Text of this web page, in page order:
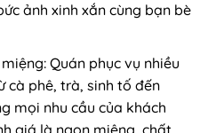
ảnh xinh xắn cùng bạn bè
Quán phục vụ nhiều
cà phê, trà, sinh tố đến
mọi nhu cầu của khách
giá là ngon miệng, chất